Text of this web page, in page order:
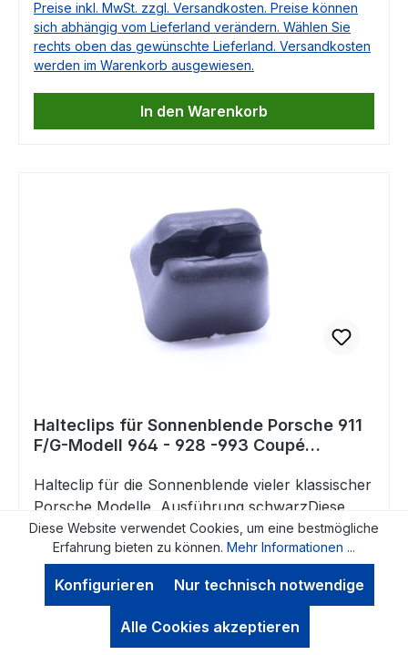
ModellPorsche 928Porsche 964Porsche
993ACHTUNG: Dieser Clip passt nur in die
Coupés! 1 Set = 2 Stück Vergleichbar mit
Artikel 91173133100911 731 331 00911.731.331.00
Preise inkl. MwSt. zzgl. Versandkosten. Preise können
sich abhängig vom Lieferland verändern. Wählen Sie
rechts oben das gewünschte Lieferland. Versandkosten
werden im Warenkorb ausgewiesen.
In den Warenkorb
Halteclips für Sonnenblende Porsche 911
F/G-Modell 964 - 928 -993 Coupé
Halteclip für die Sonnenblende vieler klassischer
Porsche Modelle Ausführung schwarzDiese
Clips nehmen die Sonnenblende auf und
brechen nach vielen Jahren sehr häufig.Wir
Shop Passend für Porsche 911 F-
ModellPorsche 911 G-ModellPorsche
928Porsche 964Porsche 993ACHTUNG: Dieser
Regulärer Preis:
12,00 €
sich abhängig vom Lieferland verändern. Wählen Sie
Diese Website verwendet Cookies, um eine bestmögliche
Erfahrung bieten zu können. Mehr Informationen ...
Nur technisch notwendige
Konfigurieren
Alle Cookies akzeptieren